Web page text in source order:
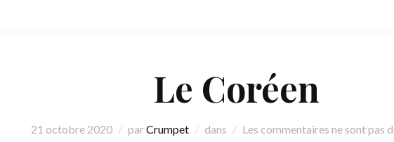
Le Coréen
21 octobre 2020 parCrumpet dans Les commentaires ne sont pas